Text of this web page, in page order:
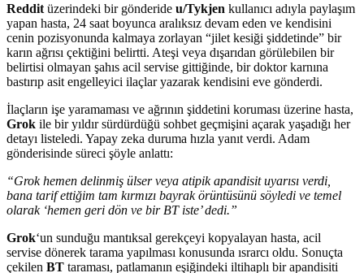
Reddit üzerindeki bir gönderide u/Tykjen kullanıcı adıyla paylaşım
yapan hasta, 24 saat boyunca aralıksız devam eden ve kendisini
cenin pozisyonunda kalmaya zorlayan “jilet kesiği şiddetinde” bir
karın ağrısı çektiğini belirtti. Ateşi veya dışarıdan görülebilen bir
belirtisi olmayan şahıs acil servise gittiğinde, bir doktor karnına
bastırıp asit engelleyici ilaçlar yazarak kendisini eve gönderdi.
İlaçların işe yaramaması ve ağrının şiddetini koruması üzerine hasta,
Grok ile bir yıldır sürdürdüğü sohbet geçmişini açarak yaşadığı her
detayı listeledi. Yapay zeka duruma hızla yanıt verdi. Adam
gönderisinde süreci şöyle anlattı:
“Grok hemen delinmiş ülser veya atipik apandisit uyarısı verdi,
bana tarif ettiğim tam kırmızı bayrak örüntüsünü söyledi ve temel
olarak ‘hemen geri dön ve bir BT iste’ dedi.”
Grok‘un sunduğu mantıksal gerekçeyi kopyalayan hasta, acil
servise dönerek tarama yapılması konusunda ısrarcı oldu. Sonuçta
çekilen BT taraması, patlamanın eşiğindeki iltihaplı bir apandisiti